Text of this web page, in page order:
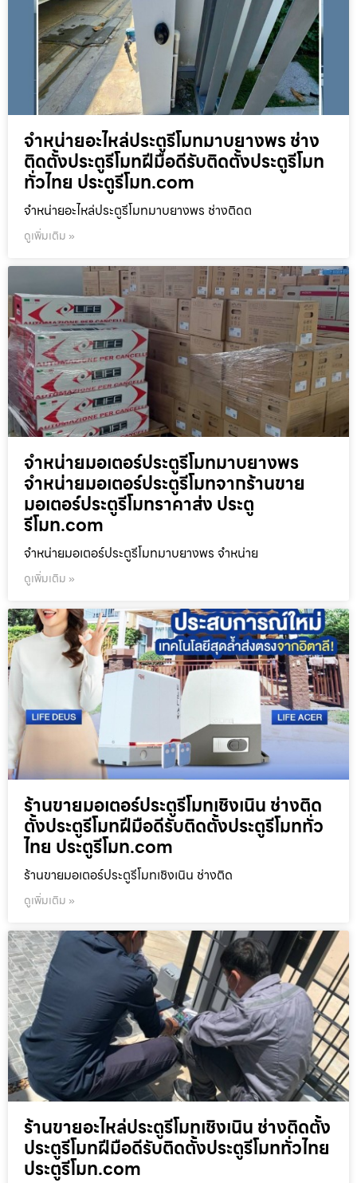
จำหน่ายอะไหล่ประตูรีโมทมาบยางพร ช่าง
ติดตั้งประตูรีโมทฝีมือดีรับติดตั้งประตูรีโมท
ทั่วไทย ประตูรีโมท.com
จำหน่ายอะไหล่ประตูรีโมทมาบยางพร ช่างติดต
ดูเพิ่มเติม »
จำหน่ายมอเตอร์ประตูรีโมทมาบยางพร
จำหน่ายมอเตอร์ประตูรีโมทจากร้านขาย
มอเตอร์ประตูรีโมทราคาส่ง ประตู
รีโมท.com
จำหน่ายมอเตอร์ประตูรีโมทมาบยางพร จำหน่าย
ดูเพิ่มเติม »
ร้านขายมอเตอร์ประตูรีโมทเชิงเนิน ช่างติด
ตั้งประตูรีโมทฝีมือดีรับติดตั้งประตูรีโมททั่ว
ไทย ประตูรีโมท.com
ร้านขายมอเตอร์ประตูรีโมทเชิงเนิน ช่างติด
ดูเพิ่มเติม »
ร้านขายอะไหล่ประตูรีโมทเชิงเนิน ช่างติดตั้ง
ประตูรีโมทฝีมือดีรับติดตั้งประตูรีโมททั่วไทย
ประตูรีโมท.com